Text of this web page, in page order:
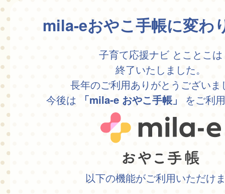
mila-eおやこ手帳に変わ
子育て応援ナビ とことこは
終了いたしました。
長年のご利用ありがとうございま
今後は
「mila-e おやこ手帳」 をご利
以下の機能がご利用いただけ